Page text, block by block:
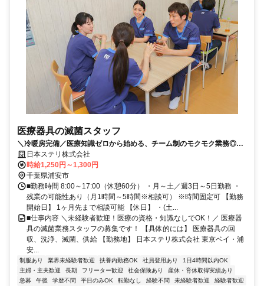
医療器具の滅菌スタッフ
＼冷暖房完備／医療知識ゼロから始める、チーム制のモクモク業務◎8
時～17時・週3日～勤務OK！
日本ステリ株式会社
時給1,250円～1,300円
千葉県浦安市
■勤務時間 8:00～17:00（休憩60分） ・月～土／週3日～5日勤務 ・
残業の可能性あり（月1時間～5時間※相談可） ※時間固定可 【勤務
開始日】 1ヶ月先まで相談可能 【休日】 ・(土...
■仕事内容 ＼未経験者歓迎！医療の資格・知識なしでOK！／ 医療器
具の滅菌業務スタッフの募集です！ 【具体的には】 医療器具の回
収、洗浄、滅菌、供給 【勤務地】 日本ステリ株式会社 東京ベイ・浦
安...
制服あり 業界未経験者歓迎 扶養内勤務OK 社員登用あり
1日4時間以内OK
主婦・主夫歓迎
長期 フリーター歓迎 社会保険あり
産休・育休取得実績あり
急募
午後 学歴不問 平日のみOK 転勤なし 経験不問 未経験者歓迎 経験者歓迎